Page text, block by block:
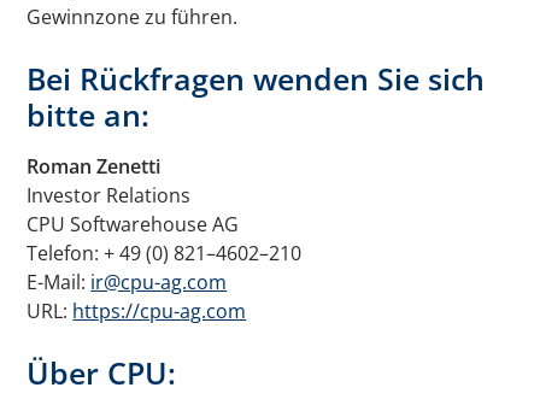
Gewinnzone zu führen.
Bei Rückfragen wenden Sie sich
bitte an:
Roman Zenetti
Investor Relations
CPU Softwarehouse AG
Telefon: + 49 (0) 821–4602–210
E-Mail: ir@cpu-ag.com
URL: https://cpu-ag.com
Über CPU: